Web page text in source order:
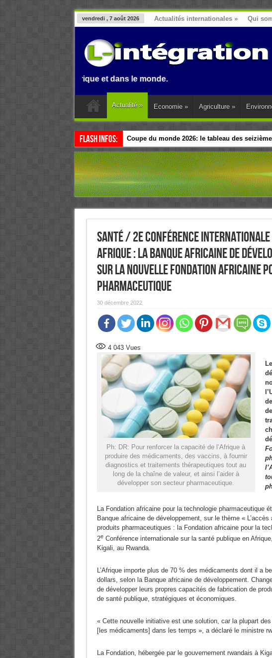
vendredi , 7 août 2026 Actualités internationales » Qui
en Afrique et dans le monde.
Actualité » Economie » Agriculture »
Flash Infos: Coupe du monde 2026: le tableau des
Esclavage: à Accra, l’Afrique et sa diaspora
Santé / 2e Conférence
Afrique : la Banque africaine de
sur la nouvelle Fondation africaine
pharmaceutique
30 décembre 2022
4 043Vues
Ph: DR: Pour renforcer la capacité de l’Afrique à
produire des médicaments, des vaccins, à fournir
diagnostics et traitements thérapeutiques tout au
long de la chaîne de valeur, et ainsi l’aider à
développer son secteur pharmaceutique.
La Fondation africaine pour la technologie pharmaceutique
Banque africaine de développement, sur le thème «
produits pharmaceutiques : la Fondation africaine pour la
2eConférence internationale sur la santé publique en
Kigali, au Rwanda.
L’Afrique importe plus de 70 % des médicaments dont il a
dollars, selon la Banque africaine de développement.
de développer leurs propres capacités de fabrication de
de santé publique, stratégiques et économiques.
« Cette nouvelle initiative est une solution, car la plupart
[les médicaments] dans les temps », a déclaré le ministre
La Fondation, hébergée par le gouvernement rwandais à